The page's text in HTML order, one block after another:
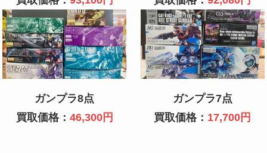
ガンプラ8点
買取価格： 46,300円
ガンプラ7点
買取価格： 17,700円